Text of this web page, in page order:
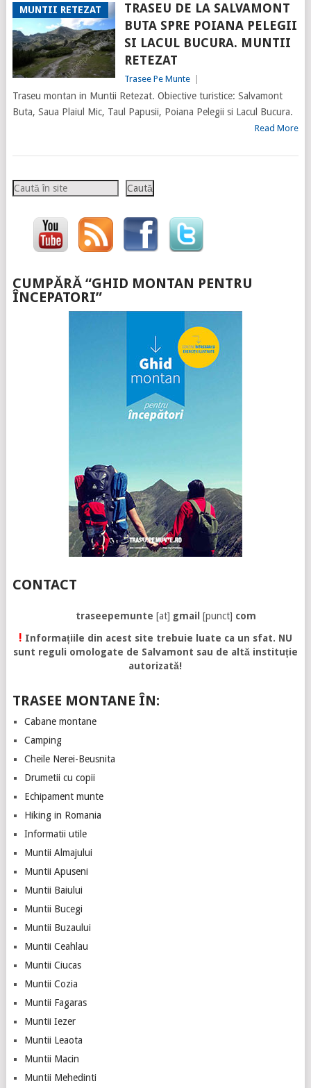
MUNTII RETEZAT
TRASEU DE LA SALVAMONT
BUTA SPRE POIANA PELEGII
SI LACUL BUCURA. MUNTII
RETEZAT
Trasee Pe Munte
Traseu montan in Muntii Retezat. Obiective turistice: Salvamont
Buta, Saua Plaiul Mic, Taul Papusii, Poiana Pelegii si Lacul Bucura.
Read More
Caută Caută
CUMPĂRĂ “GHID MONTAN PENTRU
ÎNCEPATORI”
CONTACT
traseepemunte [at] gmail [punct] com
! Informațiile din acest site trebuie luate ca un sfat. NU
sunt reguli omologate de Salvamont sau de altă instituție
autorizată!
TRASEE MONTANE ÎN:
Cabane montane
Camping
Cheile Nerei-Beusnita
Drumetii cu copii
Echipament munte
Hiking in Romania
Informatii utile
Muntii Almajului
Muntii Apuseni
Muntii Baiului
Muntii Bucegi
Muntii Buzaului
Muntii Ceahlau
Muntii Ciucas
Muntii Cozia
Muntii Fagaras
Muntii Iezer
Muntii Leaota
Muntii Macin
Muntii Mehedinti